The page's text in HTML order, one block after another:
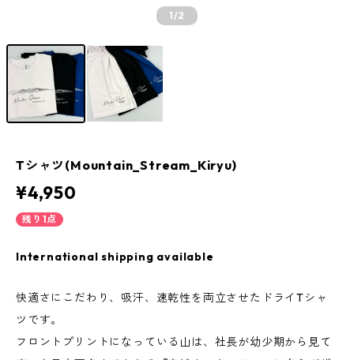
1/2
Tシャツ(Mountain_Stream_Kiryu)
¥4,950
残り1点
International shipping available
快適さにこだわり、吸汗、速乾性を両立させたドライTシャ
ツです。
フロントプリントになっている山は、社長が幼少期から見て